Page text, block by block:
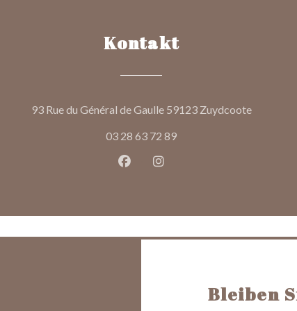
Kontakt
93 Rue du Général de Gaulle 59123 Zuydcoote((öffnet
03 28 63 72 89
Facebook ((öffnet ein neues
Instagram ((öffnet ein
Bleiben